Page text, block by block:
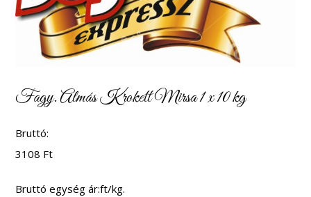
Fagy. Almás Krokett Mirsa 1 x 10 kg
Bruttó:
3108 Ft
Bruttó egység ár:ft/kg.